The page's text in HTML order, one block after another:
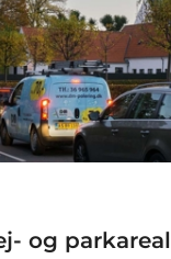
og parkareal